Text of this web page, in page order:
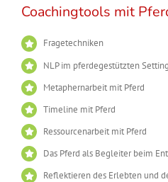
Coachingtools mit
Fragetechniken
NLP im pferdegestützten Setting
Metaphernarbeit mit Pferd
Timeline mit Pferd
Ressourcenarbeit mit Pferd
Das Pferd als Begleiter beim
Reflektieren des Erlebten und